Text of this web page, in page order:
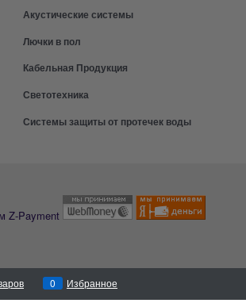
Акустические системы
Лючки в пол
Кабельная Продукция
Светотехника
Системы защиты от протечек воды
0 Избранное